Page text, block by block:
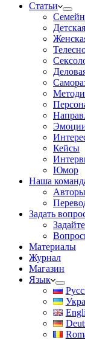
Статьи
Кейсы
Юмор
Наша
Авторы
Задать
Материалы
Журнал
Магазин
Язык